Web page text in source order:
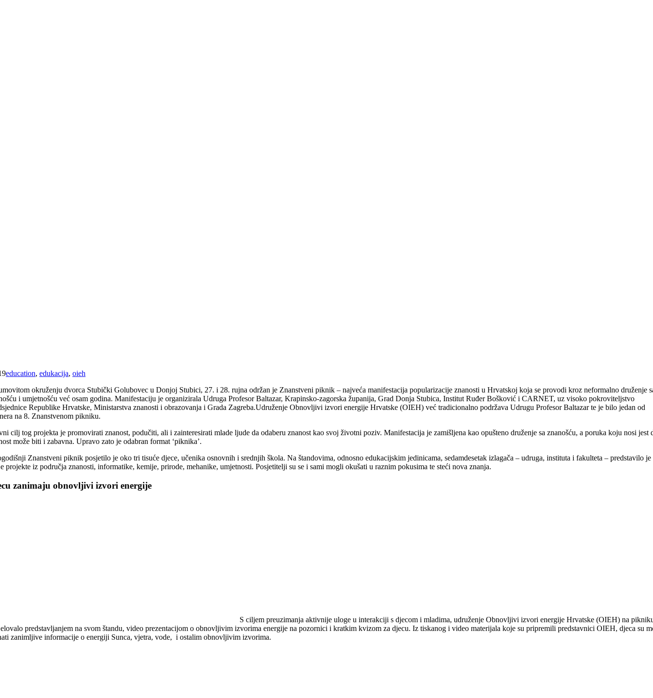
education, edukacija, oieh
okruženju dvorca Stubički Golubovec u Donjoj Stubici, 27. i 28. rujna održan je Znanstveni piknik – najveća manifestacija popularizacije znanosti u Hrvatskoj koja se provodi kroz neformalno druženje
i umjetnošću već osam godina. Manifestaciju je organizirala Udruga Profesor Baltazar, Krapinsko-zagorska županija, Grad Donja Stubica, Institut Ruđer Bošković i CARNET, uz visoko pokroviteljstvo
Republike Hrvatske, Ministarstva znanosti i obrazovanja i Grada Zagreba.Udruženje Obnovljivi izvori energije Hrvatske (OIEH) već tradicionalno podržava Udrugu Profesor Baltazar te je bilo jedan od
na 8. Znanstvenom pikniku.
cilj tog projekta je promovirati znanost, podučiti, ali i zainteresirati mlade ljude da odaberu znanost kao svoj životni poziv. Manifestacija je zamišljena kao opušteno druženje sa znanošću, a poruka koju nosi jest
može biti i zabavna. Upravo zato je odabran format ‘piknika’.
Znanstveni piknik posjetilo je oko tri tisuće djece, učenika osnovnih i srednjih škola. Na štandovima, odnosno edukacijskim jedinicama, sedamdesetak izlagača – udruga, instituta i fakulteta – predstavilo je
projekte iz područja znanosti, informatike, kemije, prirode, mehanike, umjetnosti. Posjetitelji su se i sami mogli okušati u raznim pokusima te steći nova znanja.
zanimaju obnovljivi izvori energije
S ciljem preuzimanja aktivnije uloge u interakciji s djecom i mladima, udruženje Obnovljivi izvori energije Hrvatske (OIEH) na
predstavljanjem na svom štandu, video prezentacijom o obnovljivim izvorima energije na pozornici i kratkim kvizom za djecu. Iz tiskanog i video materijala koje su pripremili predstavnici OIEH, djeca su
zanimljive informacije o energiji Sunca, vjetra, vode, i ostalim obnovljivim izvorima.